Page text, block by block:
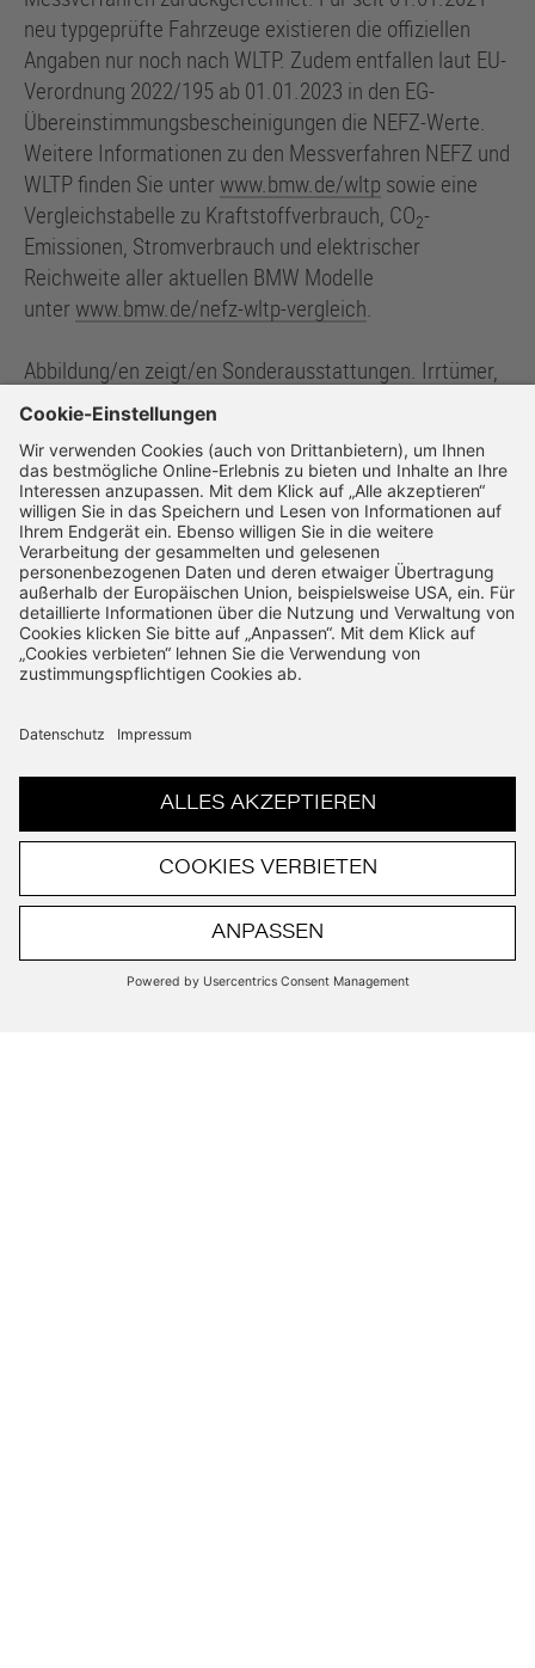
neu typgeprüfte Fahrzeuge existieren die offiziellen
Angaben nur noch nach WLTP. Zudem entfallen laut EU-
Verordnung 2022/195 ab 01.01.2023 in den EG-
Übereinstimmungsbescheinigungen die NEFZ-Werte.
Weitere Informationen zu den Messverfahren NEFZ und
WLTP finden Sie unter www.bmw.de/wltp sowie eine
Vergleichstabelle zu Kraftstoffverbrauch, CO2-
Emissionen, Stromverbrauch und elektrischer
Reichweite aller aktuellen BMW Modelle
unter www.bmw.de/nefz-wltp-vergleich.
Abbildung/en zeigt/en Sonderausstattungen. Irrtümer,
Änderungen und Zwischenverkauf vorbehalten. Preise
SHOP
Neuwagenbörse
Jahreswagenbörse
Gebrauchtwagen
Räder-Shop